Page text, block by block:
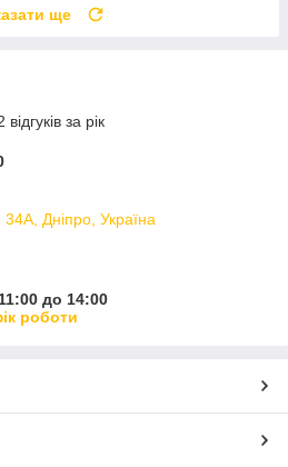
ще
за рік
Дніпро, Україна
до 14:00
роботи